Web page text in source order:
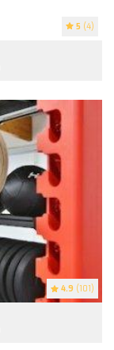
5 (4)
4.9 (101)